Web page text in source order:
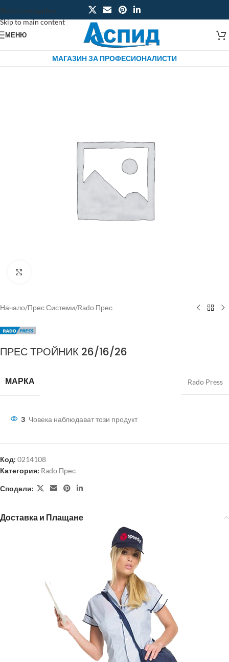
Skip to navigation
Skip to main content
МЕНЮ
МАГАЗИН ЗА ПРОФЕСИОНАЛИСТИ
Начало/Прес Системи/Rado Прес
ПРЕС ТРОЙНИК 26/16/26
МАРКА Rado Press
3 Човека наблюдават този продукт
Код: 0214108
Категория: Rado Прес
Сподели:
Доставка и Плащане